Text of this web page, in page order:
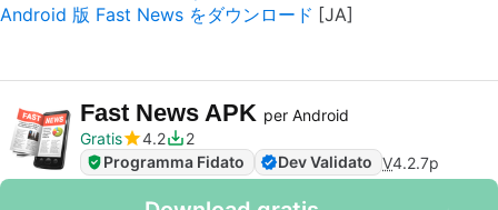
Android 版 Fast News をダウンロード
Fast News APK per Android
Gratis
4.2
2
Programma Fidato
Dev Validato V4.2.7p